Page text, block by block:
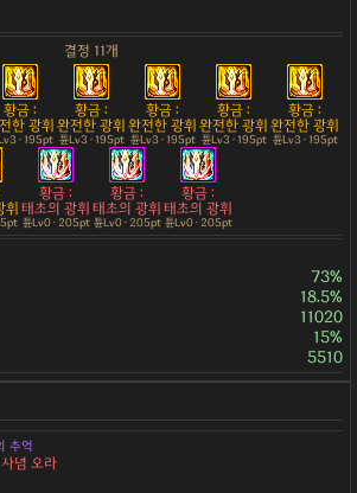
결정 11개
황금 :
한 광휘
· 195pt
황금 :
완전한 광휘
튠Lv3 · 195pt
황금 :
완전한 광휘
튠Lv3 · 195pt
황금 :
완전한 광휘
튠Lv3 · 195pt
황금 :
완전한 광휘
튠Lv3 · 195pt
휘
황금 :
태초의 광휘
튠Lv0 · 205pt
황금 :
태초의 광휘
튠Lv0 · 205pt
황금 :
태초의 광휘
튠Lv0 · 205pt
73%
18.5%
11020
15%
5510
추억
념 오라